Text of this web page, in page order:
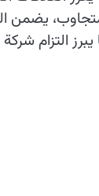
يضمن
يبرز التزام